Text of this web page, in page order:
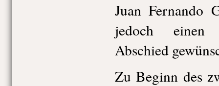
Juan Fernando
jedoch einen
Abschied
Zu Beginn des